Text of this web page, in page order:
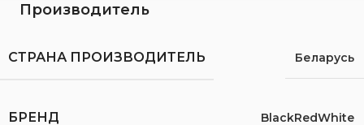
Производитель
СТРАНА ПРОИЗВОДИТЕЛЬ Беларусь
БРЕНД BlackRedWhite